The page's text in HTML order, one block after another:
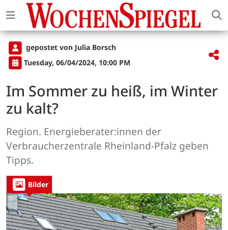
gepostet von Julia Borsch
Tuesday, 06/04/2024, 10:00 PM
Im Sommer zu heiß, im Winter
zu kalt?
Region. Energieberater:innen der
Verbraucherzentrale Rheinland-Pfalz geben
Tipps.
Bilder